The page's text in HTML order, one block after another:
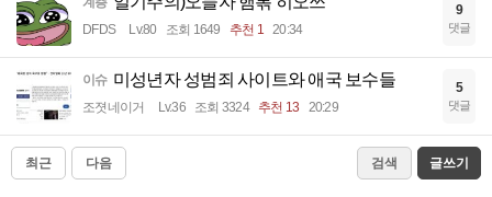
DFDS Lv.80 조회 1649 추천 1 20:34
9
댓글
이슈 미성년자 성범죄 사이트와 애국 보수들
조졋네이거 Lv.36 조회 3324 추천 13 20:29
5
댓글
최근 다음 검색 글쓰기